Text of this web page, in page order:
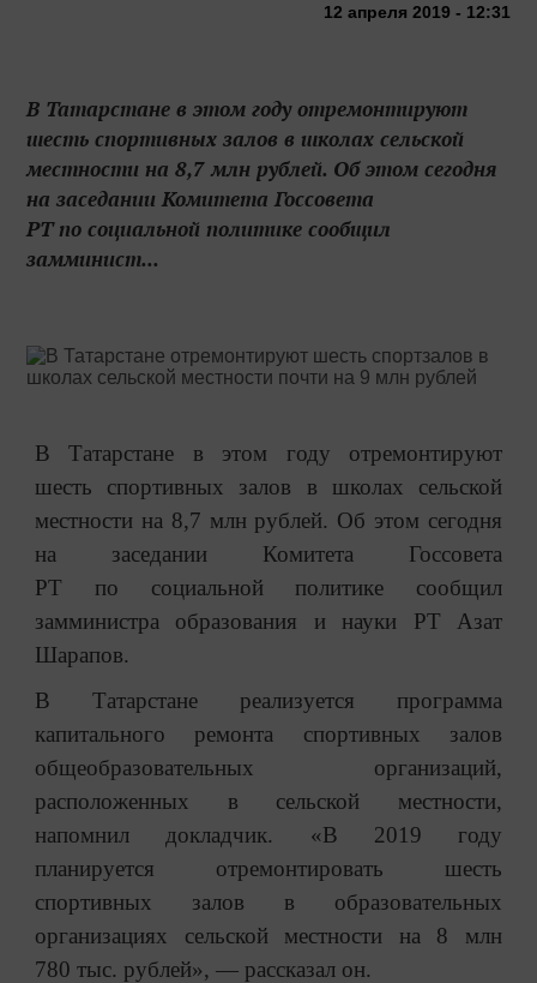
12 апреля 2019 - 12:31
В Татарстане в этом году отремонтируют
шесть спортивных залов в школах сельской
местности на 8,7 млн рублей. Об этом сегодня
на заседании Комитета Госсовета
РТ по социальной политике сообщил
замминист...
В Татарстане в этом году отремонтируют
шесть спортивных залов в школах сельской
местности на 8,7 млн рублей. Об этом сегодня
на заседании Комитета Госсовета
РТ по социальной политике сообщил
замминистра образования и науки РТ Азат
Шарапов.
В Татарстане реализуется программа
капитального ремонта спортивных залов
общеобразовательных организаций,
расположенных в сельской местности,
напомнил докладчик. «В 2019 году
планируется отремонтировать шесть
спортивных залов в образовательных
организациях сельской местности на 8 млн
780 тыс. рублей», — рассказал он.